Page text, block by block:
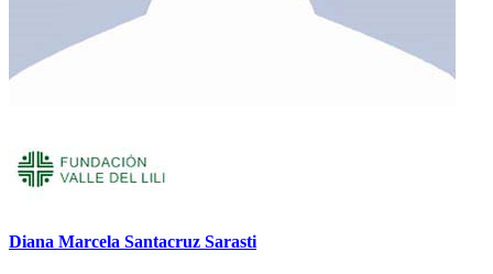
Diana Marcela Santacruz Sarasti